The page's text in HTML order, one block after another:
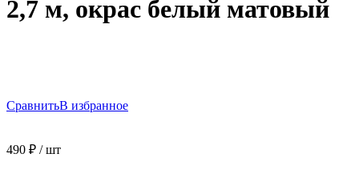
2,7 м, окрас белый матовый
СравнитьВ избранное
490 ₽ / шт